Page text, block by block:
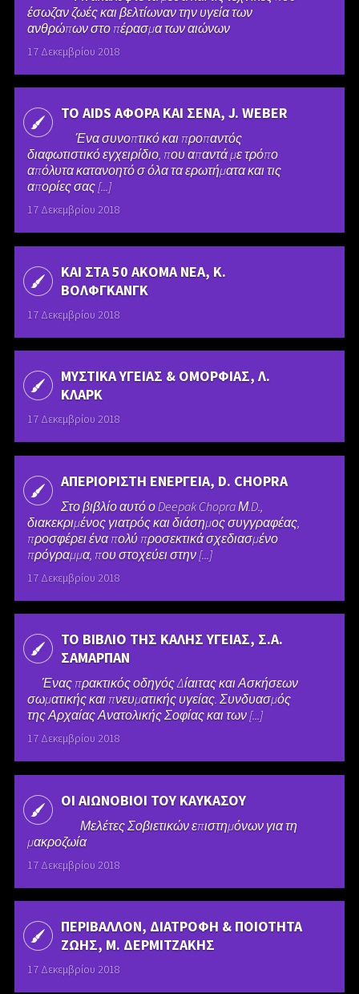
έσωζαν ζωές και βελτίωναν την υγεία των
ανθρώπων στο πέρασμα των αιώνων
17 Δεκεμβρίου 2018
ΤΟ AIDS ΑΦΟΡΑ ΚΑΙ ΣΕΝΑ, J. WEBER
Ένα συνοπτικό και προπαντός
διαφωτιστικό εγχειρίδιο, που απαντά με τρόπο
απόλυτα κατανοητό σ όλα τα ερωτήματα και τις
απορίες σας [...]
17 Δεκεμβρίου 2018
ΚΑΙ ΣΤΑ 50 ΑΚΟΜΑ ΝΕΑ, Κ.
ΒΟΛΦΓΚΑΝΓΚ
17 Δεκεμβρίου 2018
ΜΥΣΤΙΚΑ ΥΓΕΙΑΣ & ΟΜΟΡΦΙΑΣ, Λ.
ΚΛΑΡΚ
17 Δεκεμβρίου 2018
ΑΠΕΡΙΟΡΙΣΤΗ ΕΝΕΡΓΕΙΑ, D. CHOPRA
Στο βιβλίο αυτό ο Deepak Chopra Μ.D.,
διακεκριμένος γιατρός και διάσημος συγγραφέας,
προσφέρει ένα πολύ προσεκτικά σχεδιασμένο
πρόγραμμα, που στοχεύει στην [...]
17 Δεκεμβρίου 2018
ΤΟ ΒΙΒΛΙΟ ΤΗΣ ΚΑΛΗΣ ΥΓΕΙΑΣ, Σ.Α.
ΣΑΜΑΡΠΑΝ
Ένας πρακτικός οδηγός Δίαιτας και Ασκήσεων
σωματικής και πνευματικής υγείας. Συνδυασμός
της Αρχαίας Ανατολικής Σοφίας και των [...]
17 Δεκεμβρίου 2018
ΟΙ ΑΙΩΝΟΒΙΟΙ ΤΟΥ ΚΑΥΚΑΣΟΥ
Μελέτες Σοβιετικών επιστημόνων για τη
μακροζωία
17 Δεκεμβρίου 2018
ΠΕΡΙΒΑΛΛΟΝ, ΔΙΑΤΡΟΦΗ & ΠΟΙΟΤΗΤΑ
ΖΩΗΣ, Μ. ΔΕΡΜΙΤΖΑΚΗΣ
17 Δεκεμβρίου 2018